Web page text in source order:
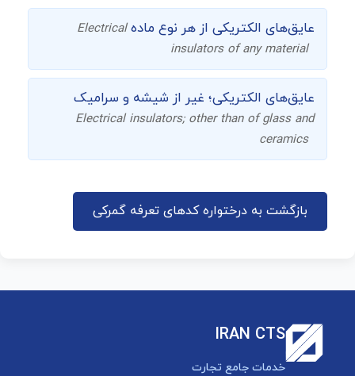
عایق‌های الکتریکی از هر نوع مادهElectrical
insulators of any material
عایق‌های الکتریکی؛ غیر از شیشه و سرامیک
Electrical insulators; other than of glass and
ceramics
بازگشت به درختواره کدهای تعرفه گمرکی
IRAN CTS
خدمات جامع تجارت